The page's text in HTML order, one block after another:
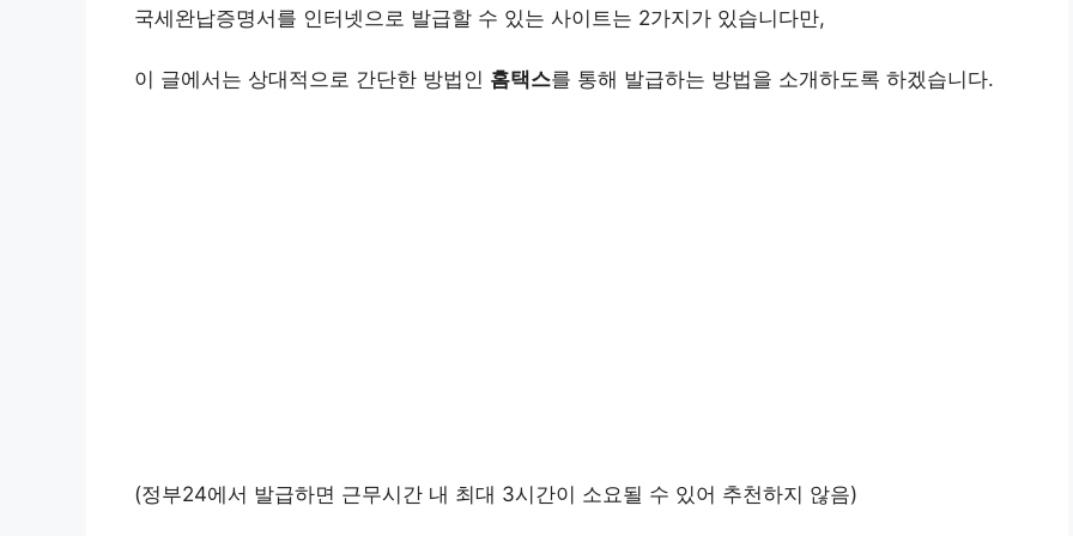
국세완납증명서를 인터넷으로 발급할 수 있는 사이트는 2가지가 있습니다만,
이 글에서는 상대적으로 간단한 방법인 홈택스를 통해 발급하는 방법을 소개하도록 하겠습니다.
(정부24에서 발급하면 근무시간 내 최대 3시간이 소요될 수 있어 추천하지 않음)